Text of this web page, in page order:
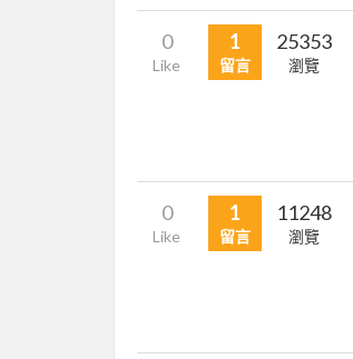
0
Like
1
留言
25353
瀏覽
0
Like
1
留言
11248
瀏覽